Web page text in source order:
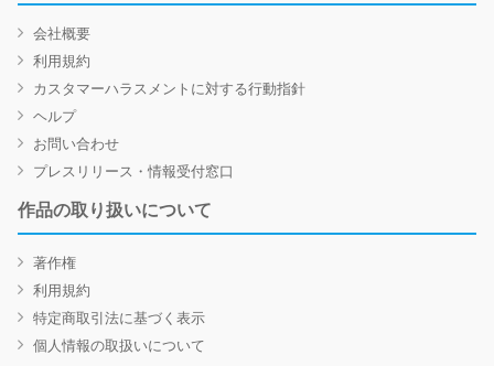
会社概要
利用規約
カスタマーハラスメントに対する行動指針
ヘルプ
お問い合わせ
プレスリリース・情報受付窓口
作品の取り扱いについて
著作権
利用規約
特定商取引法に基づく表示
個人情報の取扱いについて